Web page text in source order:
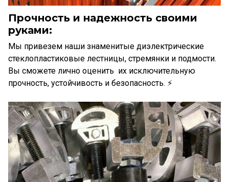
Прочность и надежность своими
руками:
Мы привезем наши знаменитые диэлектрические
стеклопластиковые лестницы, стремянки и подмости.
Вы сможете лично оценить их исключительную
прочность, устойчивость и безопасность. ⚡